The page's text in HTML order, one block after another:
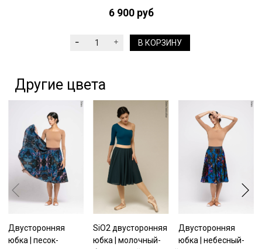
6 900 руб
В КОРЗИНУ
Другие цвета
Двусторонняя
юбка | песок-
SiO2 двусторонняя
юбка | молочный-
Двусторонняя
юбка | небесный-